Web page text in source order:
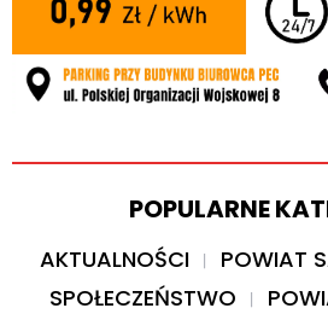
POPULARNE
AKTUALNOŚCI
POWIAT
SPOŁECZEŃSTWO